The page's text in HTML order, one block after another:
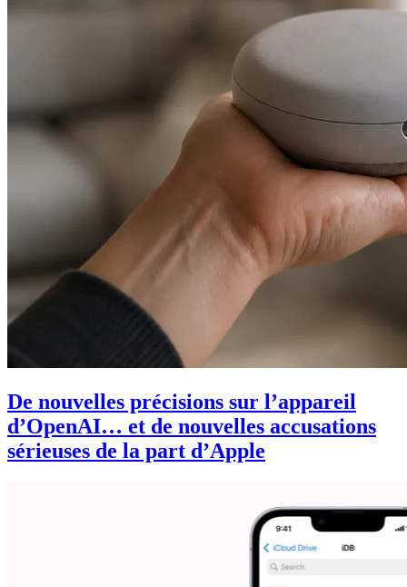
De nouvelles précisions sur l’appareil
d’OpenAI… et de nouvelles accusations
sérieuses de la part d’Apple